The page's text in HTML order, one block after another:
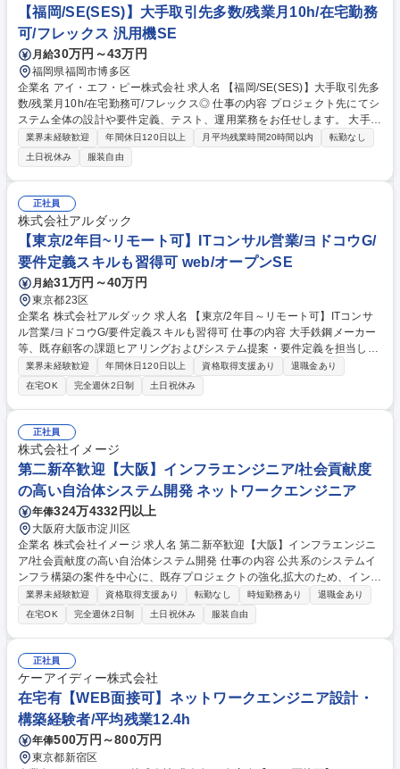
【福岡/SE(SES)】大手取引先多数/残業月10h/在宅勤務
可/フレックス 汎用機SE
月給30万円～43万円
福岡県福岡市博多区
企業名 アイ・エフ・ピー株式会社 求人名 【福岡/SE(SES)】大手取引先多
数/残業月10h/在宅勤務可/フレックス◎ 仕事の内容 プロジェクト先にてシ
ステム全体の設計や要件定義、テスト、運用業務をお任せします。 大手企
業の案件が主です。 【主なプロジェクト先】 ・JAVA を利用した 公共管
理システム ・C# を利用した 医療系システム ・VisualStudio VB.net を利
用した 交通系管理システム ・VisualStudio VB.net を利用した 生産管理シ
ステム 他 募集職種 【福岡/SE(SES)】大手取引先多数/残業月10h/在宅勤
務可/フレックス◎
業界未経験歓迎 年間休日120日以上 月平均残業時間20時間以内
転勤なし
土日祝休み
服装自由
正社員
株式会社アルダック
【東京/2年目~リモート可】ITコンサル営業/ヨドコウG/
要件定義スキルも習得可 web/オープンSE
月給31万円～40万円
東京都23区
企業名 株式会社アルダック 求人名 【東京/2年目～リモート可】ITコンサ
ル営業/ヨドコウG/要件定義スキルも習得可 仕事の内容 大手鉄鋼メーカー
等、既存顧客の課題ヒアリングおよびシステム提案・要件定義を担当しま
す。社内エンジニアのサポートのもと、技術的知見を深めながらITコンサ
ルタントとしてのキャリアを築ける環境です。 既存顧客（製造業メイン）
への定期訪問・ニーズヒアリングからスタート。案件化後は社内エンジニ
アと同席し、AI活用やクラウド移行等の提案を行います。 【サポート体
制】自社エンジニアが技術的バックアップを行うため、最初から高度な開
発知識は不要です。顧客の課題解決に向けた関係構築と折衝業務に専念し
つつ、徐々に要件定義などの上流工程スキルを身につけていくことが可能
です。 募集職種 【東京/2年目～リモート可】ITコンサル営業/ヨドコウG/
要件定義スキルも習得可
業界未経験歓迎 年間休日120日以上 資格取得支援あり
退職金あり
在宅OK
完全週休2日制 土日祝休み
正社員
株式会社イメージ
第二新卒歓迎【大阪】インフラエンジニア/社会貢献度
の高い自治体システム開発 ネットワークエンジニア
年俸324万4332円以上
大阪府大阪市淀川区
企業名 株式会社イメージ 求人名 第二新卒歓迎【大阪】インフラエンジニ
ア/社会貢献度の高い自治体システム開発 仕事の内容 公共系のシステムイ
ンフラ構築の案件を中心に、既存プロジェクトの強化,拡大のため、インフ
ラシステムのPJTに参画いただきます！ ～ご経験やスキルに合わせてお任
せします～ 大阪支店の中心チームメンバーとして、社会的影響度の高いイ
ンフラシステムのPJTを担っていただく事ができます。積極的に社員の声
や意見を戦略へ反映し、柔軟且つスピード感を持って事業を推進。 会社と
してもしっかりとフォローを行う体制と価値観を持った社員が在籍してお
りますので、自身が会社に影響を与える事が出来る就業環境です。 募集職
種 第二新卒歓迎【大阪】インフラエンジニア/社会貢献度の高い自治体シ
ステム開発
業界未経験歓迎 資格取得支援あり 転勤なし 時短勤務あり
退職金あり
在宅OK
完全週休2日制 土日祝休み 服装自由
正社員
ケーアイディー株式会社
在宅有【WEB面接可】ネットワークエンジニア設計・
構築経験者/平均残業12.4h
年俸500万円～800万円
東京都新宿区